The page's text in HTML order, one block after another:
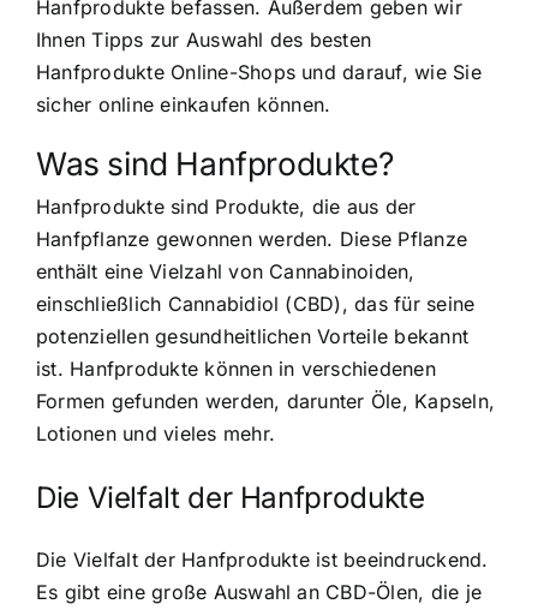
Hanfprodukte befassen. Außerdem geben wir
Ihnen Tipps zur Auswahl des besten
Hanfprodukte Online-Shops und darauf, wie Sie
sicher online einkaufen können.
Was sind Hanfprodukte?
Hanfprodukte sind Produkte, die aus der
Hanfpflanze gewonnen werden. Diese Pflanze
enthält eine Vielzahl von Cannabinoiden,
einschließlich Cannabidiol (CBD), das für seine
potenziellen gesundheitlichen Vorteile bekannt
ist. Hanfprodukte können in verschiedenen
Formen gefunden werden, darunter Öle, Kapseln,
Lotionen und vieles mehr.
Die Vielfalt der Hanfprodukte
Die Vielfalt der Hanfprodukte ist beeindruckend.
Es gibt eine große Auswahl an CBD-Ölen, die je